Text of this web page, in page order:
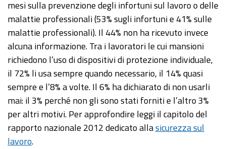
mesi sulla prevenzione degli infortuni sul lavoro o delle
malattie professionali (53% sugli infortuni e 41% sulle
malattie professionali). Il 44% non ha ricevuto invece
alcuna informazione. Tra i lavoratori le cui mansioni
richiedono l’uso di dispositivi di protezione individuale,
il 72% li usa sempre quando necessario, il 14% quasi
sempre e l’8% a volte. Il 6% ha dichiarato di non usarli
mai: il 3% perché non gli sono stati forniti e l’altro 3%
per altri motivi. Per approfondire leggi il capitolo del
rapporto nazionale 2012 dedicato allasicurezza sul
lavoro.